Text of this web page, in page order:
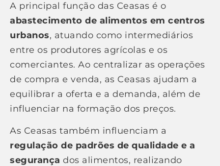
A principal função das Ceasas é o
abastecimento de alimentos em centros
urbanos, atuando como intermediários
entre os produtores agrícolas e os
comerciantes. Ao centralizar as operações
de compra e venda, as Ceasas ajudam a
equilibrar a oferta e a demanda, além de
influenciar na formação dos preços.
As Ceasas também influenciam a
regulação de padrões de qualidade e a
segurança dos alimentos, realizando